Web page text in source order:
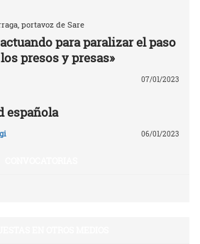
portavoz de Sare
para paralizar el paso
presos y presas»
07/01/2023
española
06/01/2023